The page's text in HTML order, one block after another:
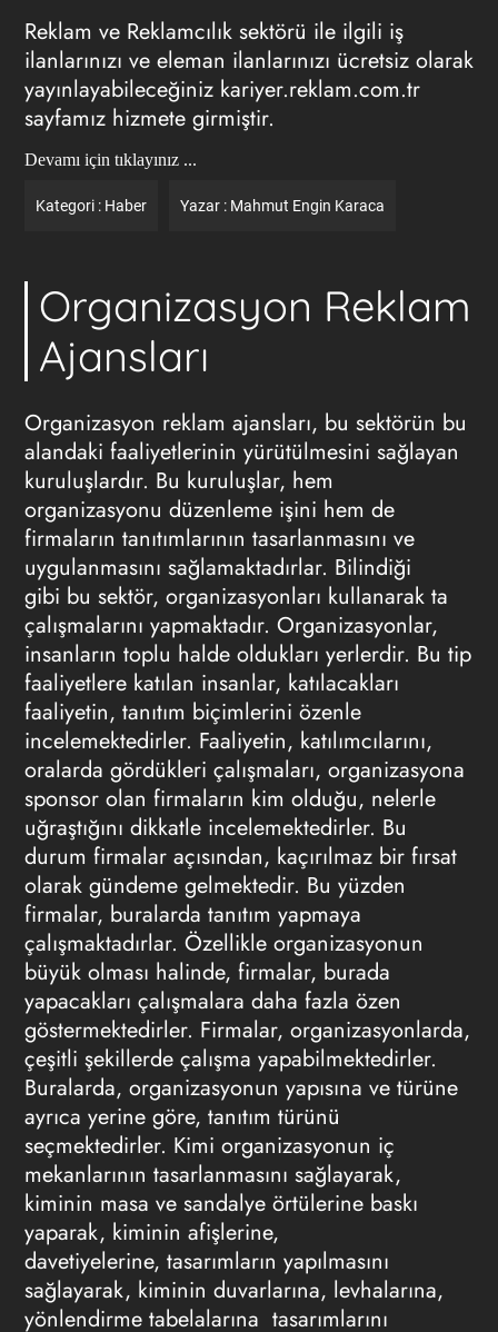
Reklam ve Reklamcılık sektörü ile ilgili iş
ilanlarınızı ve eleman ilanlarınızı ücretsiz olarak
yayınlayabileceğiniz kariyer.reklam.com.tr
sayfamız hizmete girmiştir.
Devamı için tıklayınız ...
Kategori : Haber Yazar : Mahmut Engin Karaca
Organizasyon Reklam
Ajansları
Organizasyon reklam ajansları, bu sektörün bu
alandaki faaliyetlerinin yürütülmesini sağlayan
kuruluşlardır. Bu kuruluşlar, hem
organizasyonu düzenleme işini hem de
firmaların tanıtımlarının tasarlanmasını ve
uygulanmasını sağlamaktadırlar. Bilindiği
gibi bu sektör, organizasyonları kullanarak ta
çalışmalarını yapmaktadır. Organizasyonlar,
insanların toplu halde oldukları yerlerdir. Bu tip
faaliyetlere katılan insanlar, katılacakları
faaliyetin, tanıtım biçimlerini özenle
incelemektedirler. Faaliyetin, katılımcılarını,
oralarda gördükleri çalışmaları, organizasyona
sponsor olan firmaların kim olduğu, nelerle
uğraştığını dikkatle incelemektedirler. Bu
durum firmalar açısından, kaçırılmaz bir fırsat
olarak gündeme gelmektedir. Bu yüzden
firmalar, buralarda tanıtım yapmaya
çalışmaktadırlar. Özellikle organizasyonun
büyük olması halinde, firmalar, burada
yapacakları çalışmalara daha fazla özen
göstermektedirler. Firmalar, organizasyonlarda,
çeşitli şekillerde çalışma yapabilmektedirler.
Buralarda, organizasyonun yapısına ve türüne
ayrıca yerine göre, tanıtım türünü
seçmektedirler. Kimi organizasyonun iç
mekanlarının tasarlanmasını sağlayarak,
kiminin masa ve sandalye örtülerine baskı
yaparak, kiminin afişlerine,
davetiyelerine, tasarımların yapılmasını
sağlayarak, kiminin duvarlarına, levhalarına,
yönlendirme tabelalarına tasarımlarını